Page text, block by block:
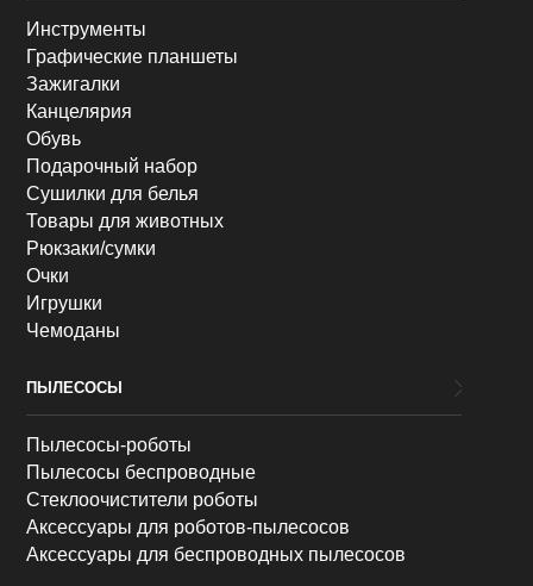
Инструменты
Графические планшеты
Зажигалки
Канцелярия
Обувь
Подарочный набор
Сушилки для белья
Товары для животных
Рюкзаки/сумки
Очки
Игрушки
Чемоданы
ПЫЛЕСОСЫ
Пылесосы-роботы
Пылесосы беспроводные
Стеклоочистители роботы
Аксессуары для роботов-пылесосов
Аксессуары для беспроводных пылесосов